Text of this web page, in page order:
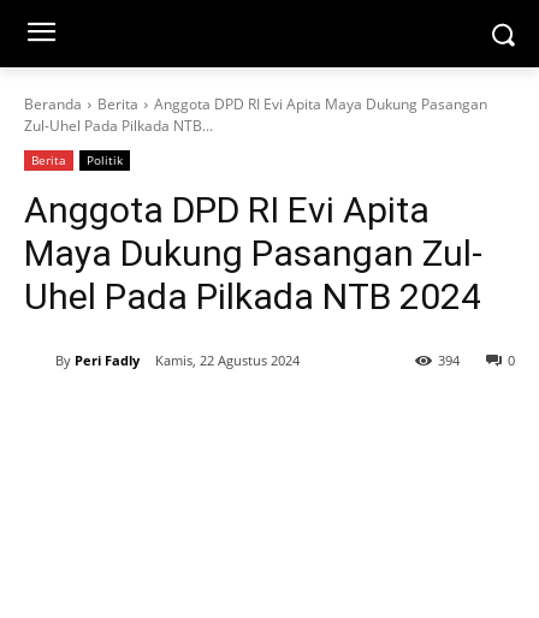
Beranda Berita
Anggota DPD RI Evi Apita Maya Dukung Pasangan
Zul-Uhel Pada Pilkada NTB...
Berita Politik
Anggota DPD RI Evi Apita
Maya Dukung Pasangan Zul-
Uhel Pada Pilkada NTB 2024
By Peri Fadly Kamis, 22 Agustus 2024 0
394